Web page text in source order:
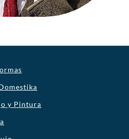
y Pintura